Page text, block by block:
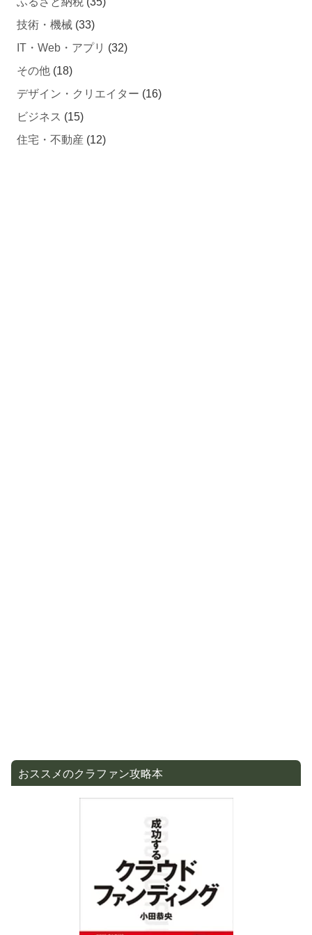
技術・機械 (33)
IT・Web・アプリ (32)
その他 (18)
デザイン・クリエイター (16)
ビジネス (15)
住宅・不動産 (12)
おススメのクラファン攻略本